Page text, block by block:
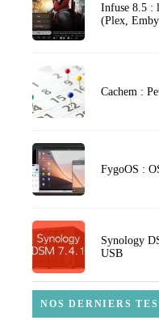
Infuse 8.5 :
(Plex,
Cachem :
FygoOS :
Synology
USB
NOS DERNIERS